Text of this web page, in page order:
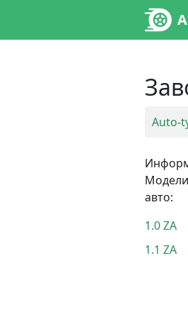
Auto-
Модели
авто:
1.0 ZA
1.1 ZA